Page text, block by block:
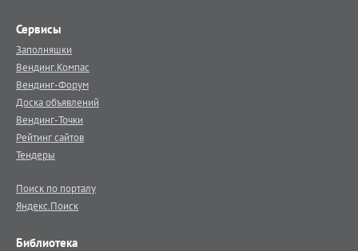
Сервисы
Заполняшки
Вендинг.Компас
Вендинг-Форум
Доска объявлений
Вендинг-Точки
Рейтинг сайтов
Тендеры
Поиск по порталу
Яндекс.Поиск
Библиотека